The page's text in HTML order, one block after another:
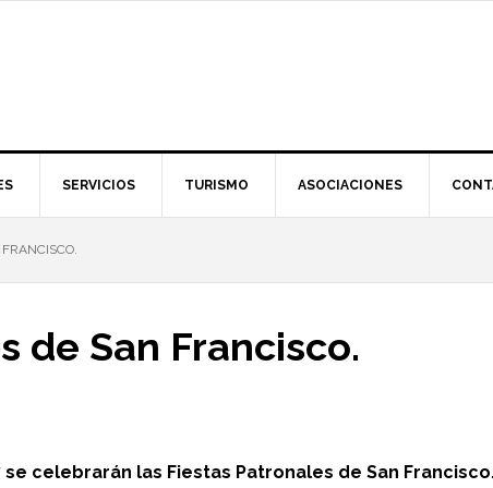
SERVICIOS TURISMO ASOCIACIONES
de San Francisco.
se celebrarán las Fiestas Patronales de San